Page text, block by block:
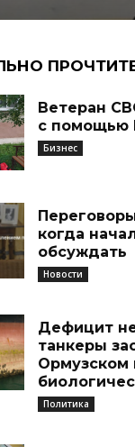
Ветеран
с помощью
Бизнес
когда
обсуждать
Новости
Дефицит
танкеры
Ормузском
Политика